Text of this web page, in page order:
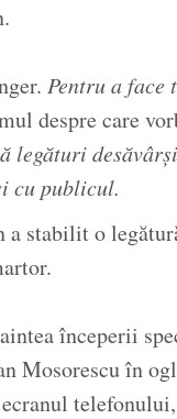
Pentru a face
despre care
legături
cu publicul.
stabilit o
începerii
Mosorescu în